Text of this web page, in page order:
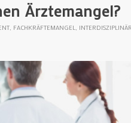
Ärztemangel?
, FACHKRÄFTEMANGEL,